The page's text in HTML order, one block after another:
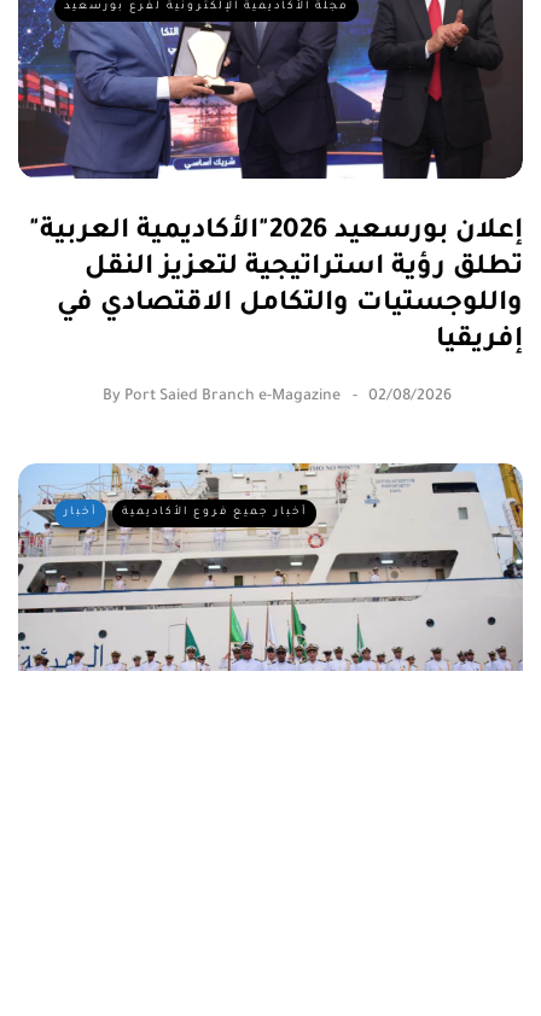
مجلة الأكاديمية الإلكترونية لفرع بورسعيد
إعلان بورسعيد 2026"الأكاديمية العربية"
تطلق رؤية استراتيجية لتعزيز النقل
واللوجستيات والتكامل الاقتصادي في
إفريقيا
By Port Saied Branch e-Magazine 02/08/2026
أخبار أخبار جميع فروع الأكاديمية